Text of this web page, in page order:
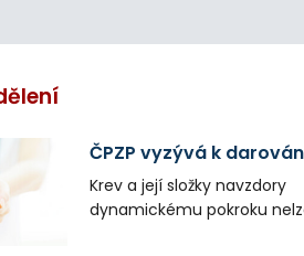
ČPZP vyzývá k
Krev a její složky navzdory
dynamickému pokroku